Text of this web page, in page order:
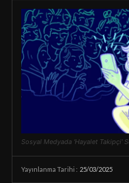
Sosyal Medyada ‘Hayalet Takipçi’
Yayınlanma Tarihi : 25/03/2025